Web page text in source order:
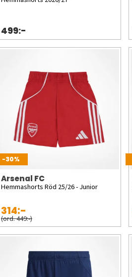
499:-
-30%
Arsenal FC
Hemmashorts Röd 25/26 - Junior
314:-
(ord. 449:-)